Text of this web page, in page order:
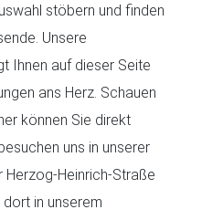
stöbern und finden
Unsere
Ihnen auf dieser Seite
ans Herz. Schauen
können Sie direkt
uns in unserer
Herzog-Heinrich-Straße
in unserem